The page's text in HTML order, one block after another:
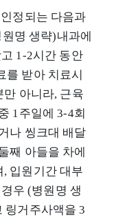
정되는 다음과
명 생략)내과에
1-2시간 동안
를 받아 치료시
만 아니라, 근육
1주일에 3-4회
나 씽크대 배달
째 아들을 차에
입원기간 대부
우 (병원명 생
링거주사액을 3